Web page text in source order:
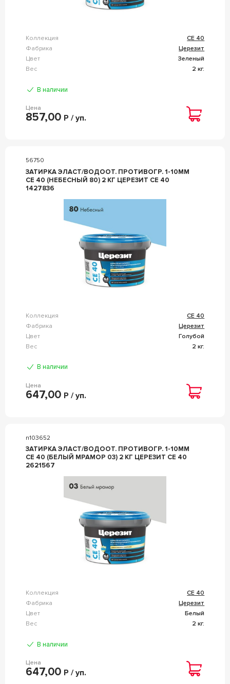
Коллекция
CE 40
Фабрика
Церезит
Цвет
Зеленый
Вес
2 кг.
В наличии
Цена
857,00 Р / уп.
56750
ЗАТИРКА ЭЛАСТ/ВОДООТ. ПРОТИВОГР. 1-10ММ
СЕ 40 (НЕБЕСНЫЙ 80) 2 КГ ЦЕРЕЗИТ CE 40
1427836
Коллекция
CE 40
Фабрика
Церезит
Цвет
Голубой
Вес
2 кг.
В наличии
Цена
647,00 Р / уп.
n103652
ЗАТИРКА ЭЛАСТ/ВОДООТ. ПРОТИВОГР. 1-10ММ
СЕ 40 (БЕЛЫЙ МРАМОР 03) 2 КГ ЦЕРЕЗИТ CE 40
2621567
Коллекция
CE 40
Фабрика
Церезит
Цвет
Белый
Вес
2 кг.
В наличии
Цена
647,00 Р / уп.